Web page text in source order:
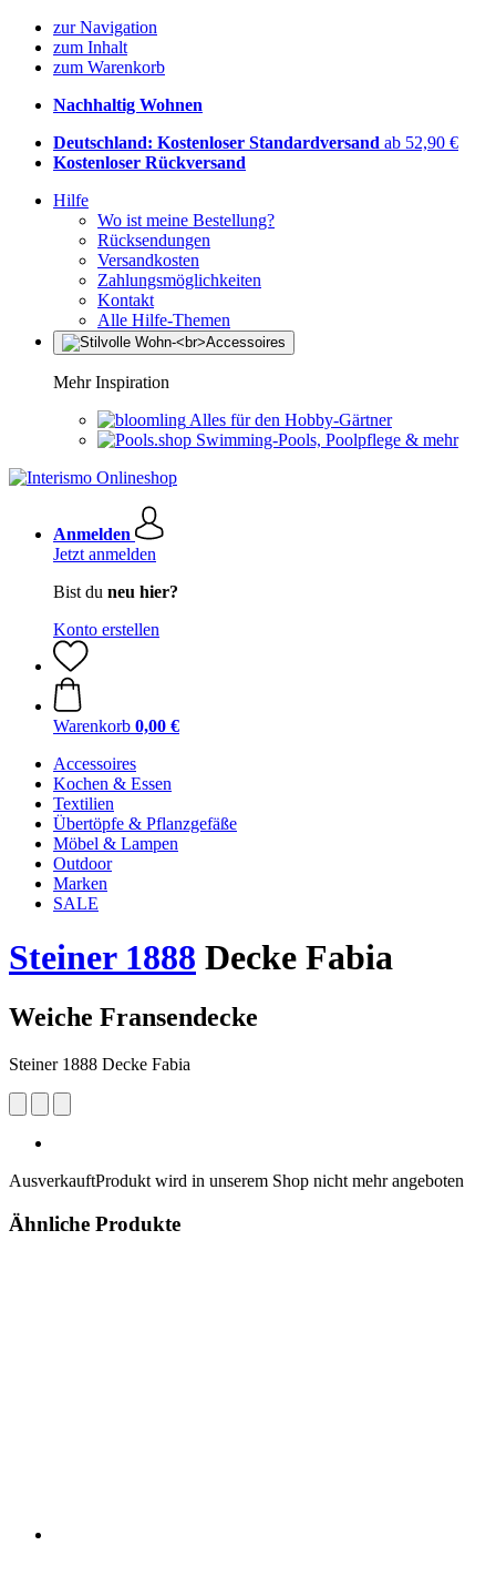
zur Navigation
zum Inhalt
zum Warenkorb
Nachhaltig Wohnen
Deutschland: Kostenloser Standardversand ab 52,90 €
Kostenloser Rückversand
Hilfe
Wo ist meine Bestellung?
Rücksendungen
Versandkosten
Zahlungsmöglichkeiten
Kontakt
Alle Hilfe-Themen
Mehr Inspiration
Alles für den Hobby-Gärtner
Swimming-Pools, Poolpflege & mehr
Anmelden
Jetzt anmelden
Bist du neu hier?
Konto erstellen
Warenkorb 0,00 €
Accessoires
Kochen & Essen
Textilien
Übertöpfe & Pflanzgefäße
Möbel & Lampen
Outdoor
Marken
SALE
Steiner 1888 Decke Fabia
Weiche Fransendecke
Steiner 1888 Decke Fabia
AusverkauftProdukt wird in unserem Shop nicht mehr angeboten
Ähnliche Produkte